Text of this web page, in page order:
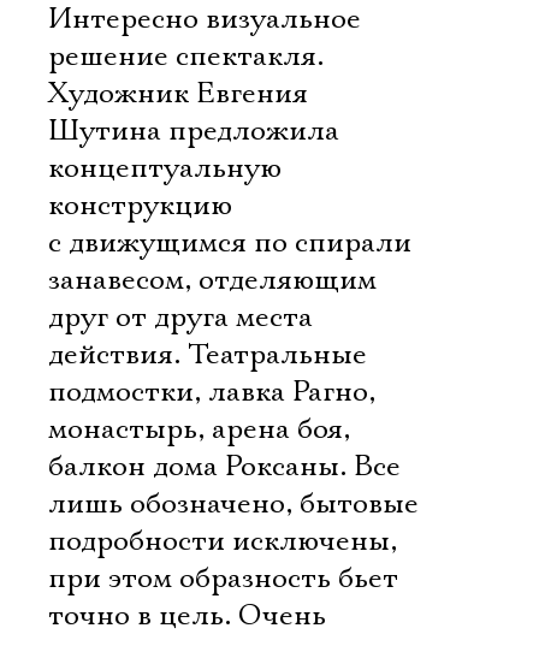
Интересно визуальное
решение спектакля.
Художник Евгения
Шутина предложила
концептуальную
конструкцию
с движущимся по спирали
занавесом, отделяющим
друг от друга места
действия. Театральные
подмостки, лавка Рагно,
монастырь, арена боя,
балкон дома Роксаны. Все
лишь обозначено, бытовые
подробности исключены,
при этом образность бьет
точно в цель. Очень